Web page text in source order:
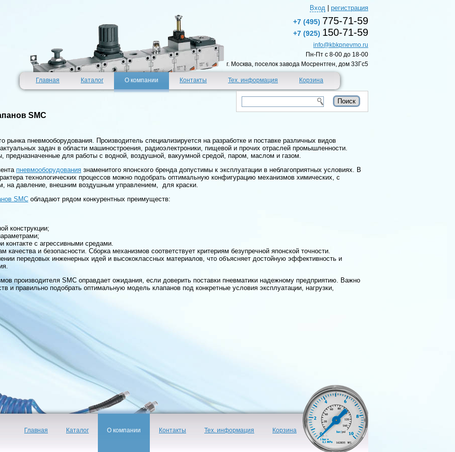
Вход регистрация
+7 (495) 775-71-59
+7 (925) 150-71-59
info@kbkpnevmo.ru
Пн-Пт c 8-00 до 18-00
г. Москва, поселок завода Мосрентген, дом 33Гс5
Главная Каталог О компании Контакты Тех. информация Корзина
SMC
рынка пневмооборудования. Производитель специализируется на разработке и поставке различных видов
задач в области машиностроения, радиоэлектроники, пищевой и прочих отраслей промышленности.
предназначенные для работы с водной, воздушной, вакуумной средой, паром, маслом и газом.
пневмооборудования знаменитого японского бренда допустимы к эксплуатации в неблагоприятных условиях. В
технологических процессов можно подобрать оптимальную конфигурацию механизмов химических, с
на давление, внешним воздушным управлением, для краски.
SMC обладают рядом конкурентных преимуществ:
конструкции;
контакте с агрессивными средами.
качества и безопасности. Сборка механизмов соответствует критериям безупречной японской точности.
передовых инженерных идей и высококлассных материалов, что объясняет достойную эффективность и
производителя SMC оправдает ожидания, если доверить поставки пневматики надежному предприятию. Важно
и правильно подобрать оптимальную модель клапанов под конкретные условия эксплуатации, нагрузки,
Главная Каталог О компании Контакты Тех. информация Корзина